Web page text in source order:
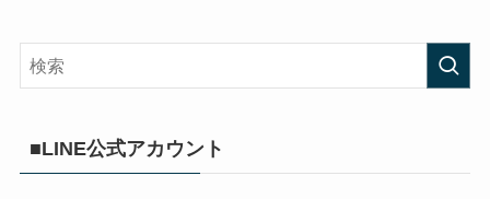
■LINE公式アカウント